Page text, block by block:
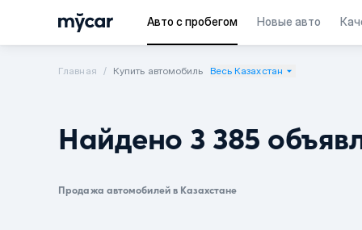
Авто с пробегом Новые авто
Главная Купить автомобиль Весь Казахстан
Найдено 3 385
Продажа автомобилей в Казахстане